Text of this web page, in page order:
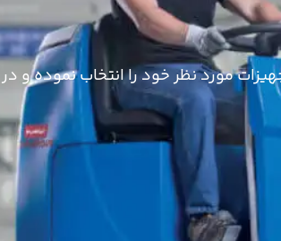
مورد نظر خود را انتخاب نموده و